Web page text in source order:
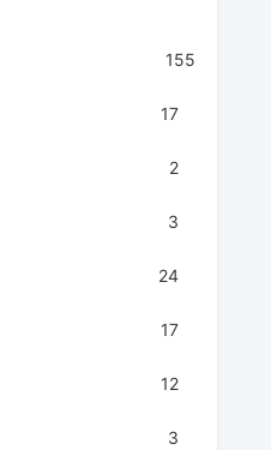
155
17
2
3
24
17
12
3